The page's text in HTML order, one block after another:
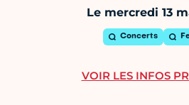
Le mercredi 13
Concerts
VOIR LES INFOS